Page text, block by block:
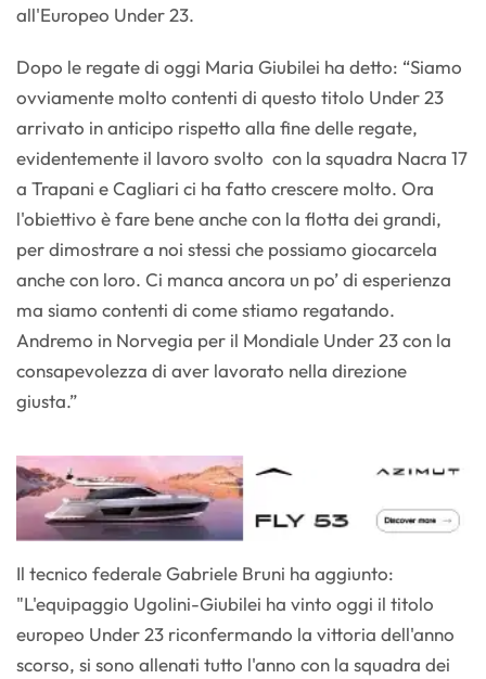
all'Europeo Under 23.
Dopo le regate di oggi Maria Giubilei ha detto: “Siamo
ovviamente molto contenti di questo titolo Under 23
arrivato in anticipo rispetto alla fine delle regate,
evidentemente il lavoro svolto con la squadra Nacra 17
a Trapani e Cagliari ci ha fatto crescere molto. Ora
l'obiettivo è fare bene anche con la flotta dei grandi,
per dimostrare a noi stessi che possiamo giocarcela
anche con loro. Ci manca ancora un po’ di esperienza
ma siamo contenti di come stiamo regatando.
Andremo in Norvegia per il Mondiale Under 23 con la
consapevolezza di aver lavorato nella direzione
giusta.”
Il tecnico federale Gabriele Bruni ha aggiunto:
"L'equipaggio Ugolini-Giubilei ha vinto oggi il titolo
europeo Under 23 riconfermando la vittoria dell'anno
scorso, si sono allenati tutto l'anno con la squadra dei